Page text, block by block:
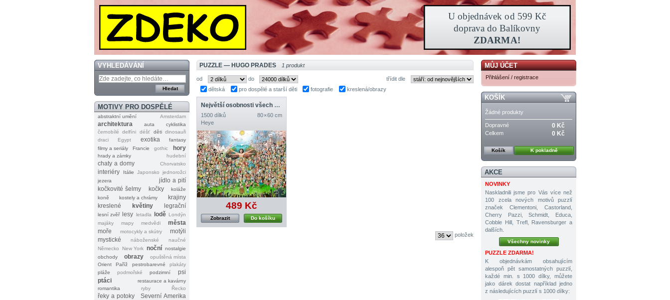
VYHLEDÁVÁNÍ
MOTIVY PRO DOSPĚLÉ
abstraktní umění Amsterdam
architektura auta
cyklistika
černobílé
delfíni déšť děti dinosauři
draci
Egypt exotika
fantasy
filmy a seriály
Francie gothic hory
hrady a zámky hudební
chaty a domy Chorvatsko
interiéry Itálie Japonsko
jednorožci
jezera
jídlo a pití
kočkovité šelmy
kočky
koláže
koně
kostely a chrámy
krajiny
kreslené
květiny legrační
lesní zvěř lesy letadla lodě Londýn
majáky
mapy medvědi
města
moře
motocykly a skútry
motýli
mystické
náboženské
naučné
Německo
New York noční nostalgie
obchody
obrazy
opuštěná místa
Orient
Paříž pestrobarevné
plakáty
pláže
podmořské podzimní
psi
ptáci
restaurace a kavárny
romantika
ryby Řecko
řeky a potoky Severní Amerika
PUZZLE — HUGO PRADES 1 produkt
od do
třídit dle
dětská
pro dospělé a starší děti fotografie kreslená/obrazy
Největší osobnosti všech dob
1500 dílků
80 × 60 cm
Heye
489 Kč
Do košíku
Zobrazit
položek
MŮJ ÚČET
Přihlášení / registrace
KOŠÍK
Žádné produkty
Dopravné 0 Kč
Celkem 0 Kč
Košík K pokladně
AKCE
NOVINKY
Naskladnili jsme pro Vás více než
100 zcela nových motivů puzzlí
značek Clementoni, Castorland,
Cherry Pazzi, Schmidt, Educa,
Cobble Hill, Trefl, Ravensburger a
dalších.
Všechny novinky
PUZZLE ZDARMA!
K objednávkám obsahujícím
alespoň pět samostatných puzzlí,
každé min. s 1000 dílky, můžete
jako dárek dostat například jedno
z následujících puzzlí s 1000 dílky: